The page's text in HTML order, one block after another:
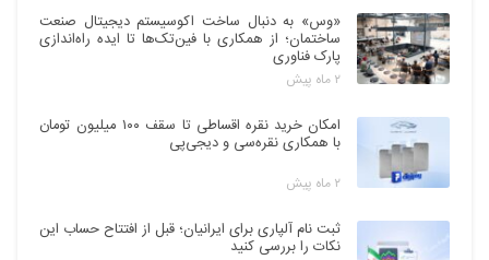
«وس» به دنبال ساخت اکوسیستم دیجیتال صنعت
ساختمان؛ از همکاری با فین‌تک‌ها تا ایده راه‌اندازی
پارک فناوری
۲ ماه پیش
امکان خرید نقره اقساطی تا سقف ۱۰۰ میلیون تومان
با همکاری نقره‌سی و دیجی‌پی
۲ ماه پیش
ثبت نام آلپاری برای ایرانیان؛ قبل از افتتاح حساب این
نکات را بررسی کنید